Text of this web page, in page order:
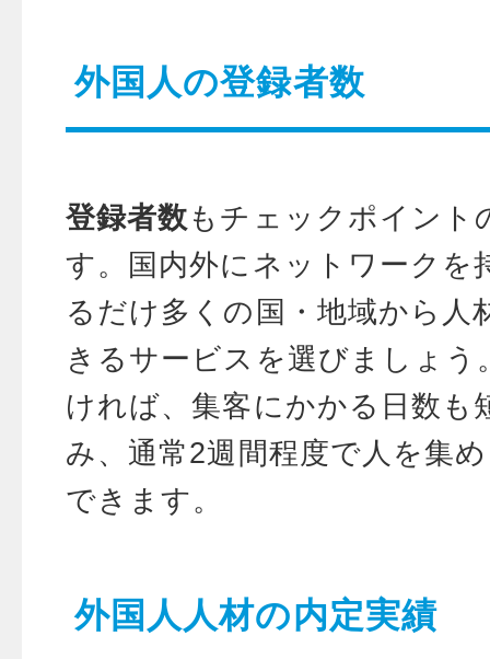
外国人の登録者数
登録者数もチェックポイント
す。国内外にネットワークを
るだけ多くの国・地域から人
きるサービスを選びましょう
ければ、集客にかかる日数も
み、通常2週間程度で人を集
できます。
外国人人材の内定実績